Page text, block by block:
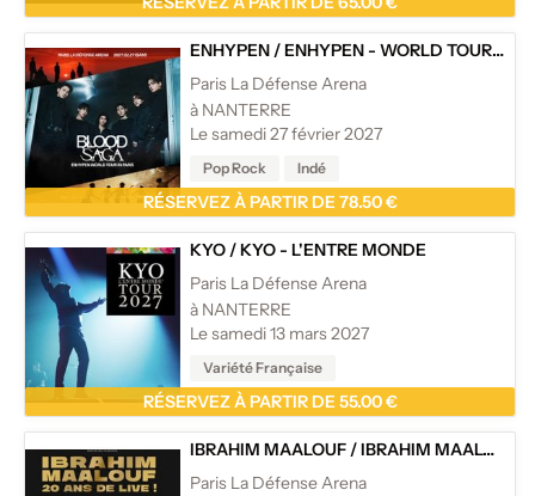
ENHYPEN /ENHYPEN - WORLD TOUR 'BLOOD SAGA'
Paris La Défense Arena
à NANTERRE
Le samedi 27 février 2027
Pop Rock Indé
RÉSERVEZ À PARTIR DE 78.50 €
KYO /KYO - L'ENTRE MONDE
Paris La Défense Arena
à NANTERRE
Le samedi 13 mars 2027
Variété Française
RÉSERVEZ À PARTIR DE 55.00 €
IBRAHIM MAALOUF /IBRAHIM MAALOUF - 20 ANS DE LIVE !
Paris La Défense Arena